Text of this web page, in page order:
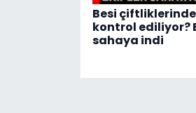
Besi
kontrol ediliyor?
sahaya indi